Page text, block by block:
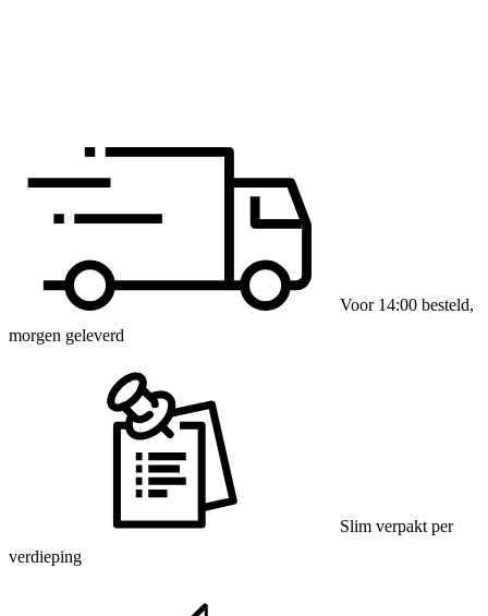
Voor 14:00 besteld,
morgen geleverd
Slim verpakt per
verdieping